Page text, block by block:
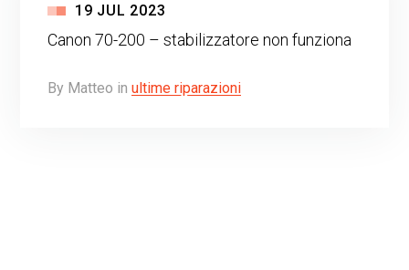
19 JUL 2023
Canon 70-200 – stabilizzatore non funziona
By Matteo in ultime riparazioni